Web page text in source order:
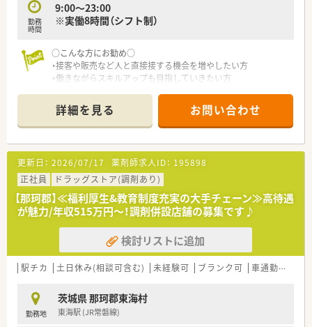
勤務
時間
9:00～23:00
※実働8時間（シフト制）
○こんな方にお勧め○
・接客や販売など人と直接接する機会を増やしたい方
・働きながらスキルアップも目指していきたい方
詳細を見る お問い合わせ
更新日： 2026/07/17 薬剤師求人ID： 195898
正社員
ドラッグストア(調剤あり)
【那珂郡】≪福利厚生&教育制度充実の大手チェーン≫高待遇
が魅力/年収515万円～！調剤併設店舗の募集です♪
検討リストに追加
駅チカ 土日休み(相談可含む) 未経験可 ブランク可 車通勤可
勤務地
茨城県 那珂郡東海村
東海駅 (JR常磐線)